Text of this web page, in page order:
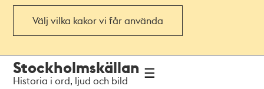
Välj vilka kakor vi får använda
navigationen
huvudinnehållet
Stockholmskällan
Historia i ord, ljud och bild